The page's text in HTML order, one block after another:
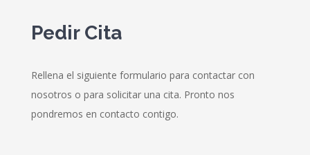
Pedir Cita
Rellena el siguiente formulario para contactar con
nosotros o para solicitar una cita. Pronto nos
pondremos en contacto contigo.